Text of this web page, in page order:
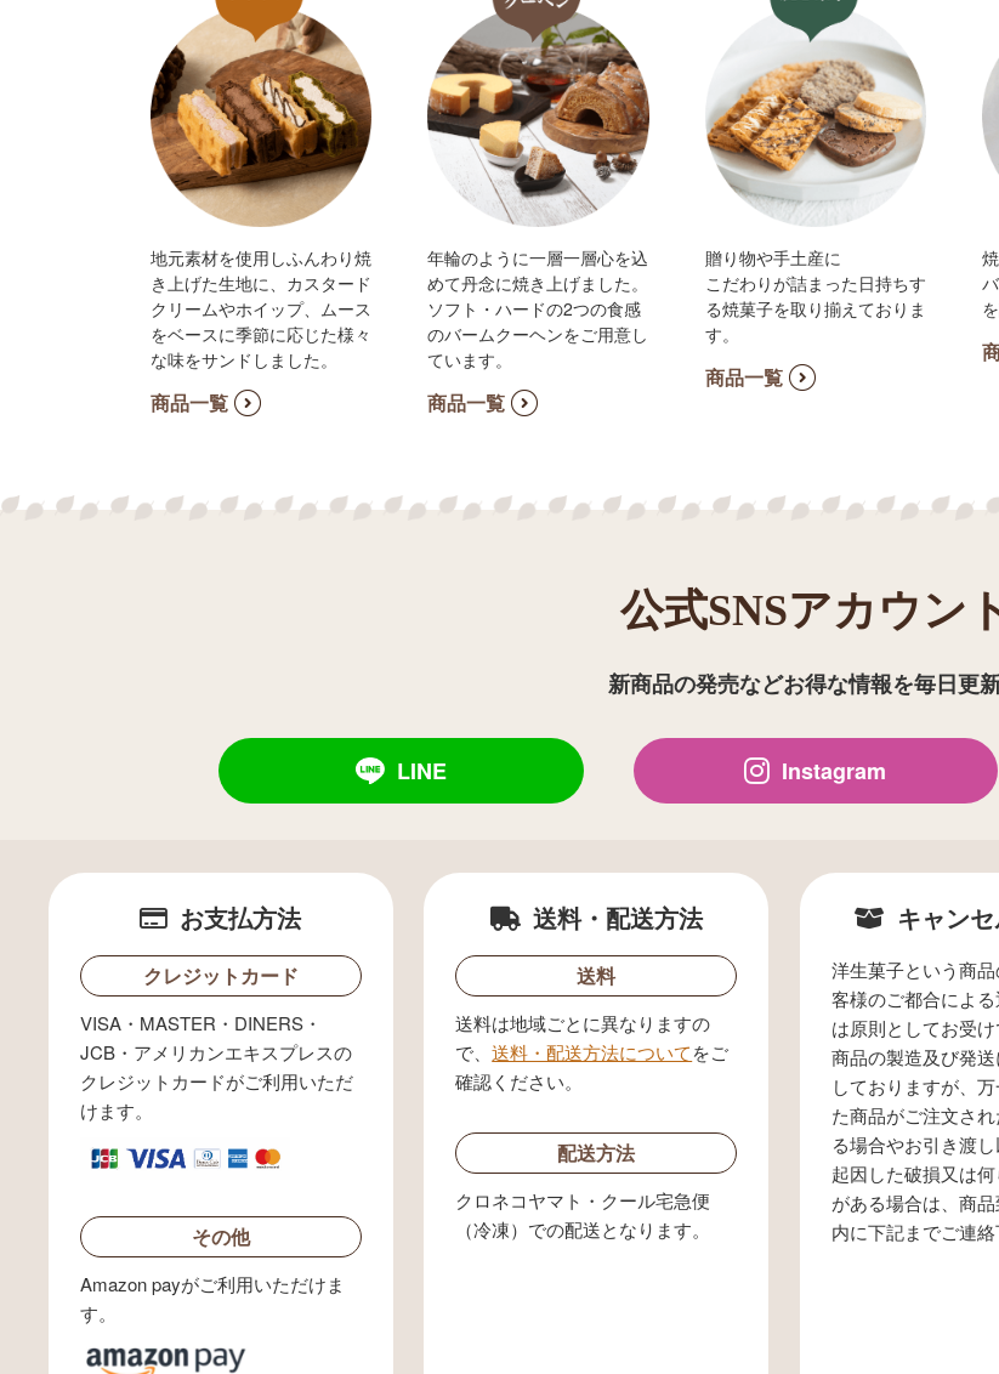
地元素材を使用しふんわり焼
き上げた生地に、カスタード
クリームやホイップ、ムース
をベースに季節に応じた様々
な味をサンドしました。
商品一覧
年輪のように一層一層心を込
めて丹念に焼き上げました。
ソフト・ハードの2つの食感
のバームクーヘンをご用意し
ています。
商品一覧
贈り物や手土産に
こだわりが詰まった日持ちす
る焼菓子を取り揃えておりま
す。
商品一覧
公式SNSアカウン
新商品の発売などお得な情報を毎日更
LINE Instagram
お支払方法
クレジットカード
VISA・MASTER・DINERS・
JCB・アメリカンエキスプレスの
クレジットカードがご利用いただ
けます。
その他
Amazon payがご利用いただけま
す。
送料・配送方法
送料
送料は地域ごとに異なりますの
で、送料・配送方法についてをご
確認ください。
配送方法
クロネコヤマト・クール宅急便
（冷凍）での配送となります。
キャン
洋生菓子という商
客様のご都合によ
は原則としてお受け
商品の製造及び発
しておりますが、
た商品がご注文さ
る場合やお引き渡
起因した破損又は
がある場合は、商
内に下記までご連絡